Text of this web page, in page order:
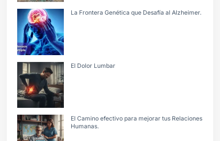
La Frontera Genética que Desafía al Alzheimer.
El Dolor Lumbar
El Camino efectivo para mejorar tus Relaciones
Humanas.